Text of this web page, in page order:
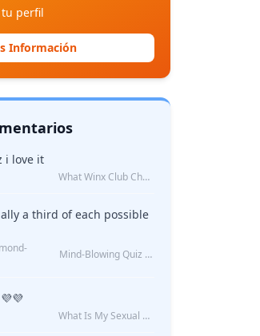
perfil
Información
i love it
What Winx Club Character Are You?
a third of each possible
Mind-Blowing Quiz Reveals: Will I Be Alone Forever?
💜💜
What Is My Sexual Orientation: Uncovered